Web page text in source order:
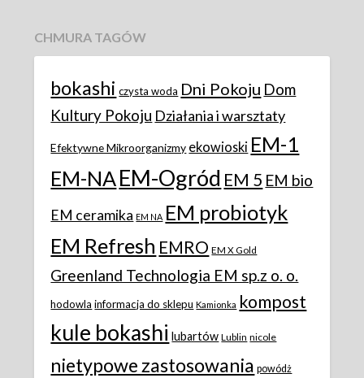
CHMURA TAGÓW
bokashi czysta woda Dni Pokoju Dom
Kultury Pokoju Działania i warsztaty
Efektywne Mikroorganizmy ekowioski EM-1
EM-NAEM-Ogród EM 5 EM bio
EM ceramika EM NA EM probiotyk
EM Refresh EMRO EM X Gold
Greenland Technologia EM sp.z o. o.
hodowla informacja do sklepu Kamionka kompost
kule bokashi lubartów Lublin nicole
nietypowe zastosowania powódż